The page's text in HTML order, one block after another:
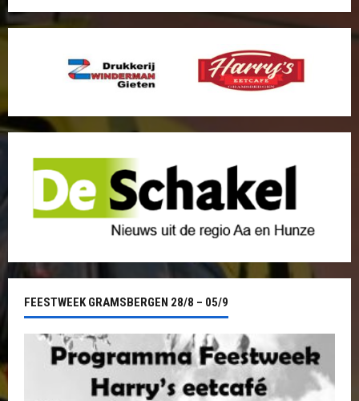
FEESTWEEK GRAMSBERGEN 28/8 – 05/9